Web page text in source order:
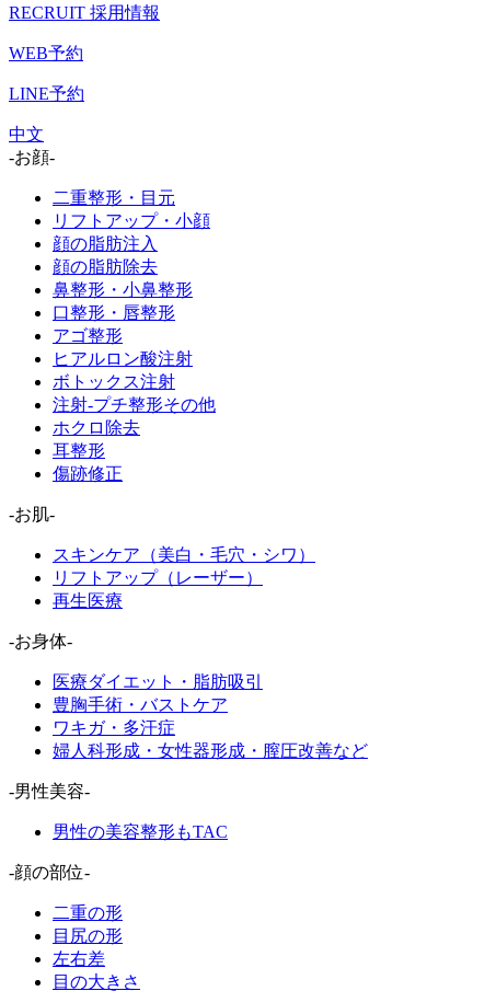
RECRUIT 採用情報
WEB予約
LINE予約
中文
-お顔-
二重整形・目元
リフトアップ・小顔
顔の脂肪注入
顔の脂肪除去
鼻整形・小鼻整形
口整形・唇整形
アゴ整形
ヒアルロン酸注射
ボトックス注射
注射-プチ整形その他
ホクロ除去
耳整形
傷跡修正
-お肌-
スキンケア（美白・毛穴・シワ）
リフトアップ（レーザー）
再生医療
-お身体-
医療ダイエット・脂肪吸引
豊胸手術・バストケア
ワキガ・多汗症
婦人科形成・女性器形成・膣圧改善など
-男性美容-
男性の美容整形もTAC
-顔の部位-
二重の形
目尻の形
左右差
目の大きさ